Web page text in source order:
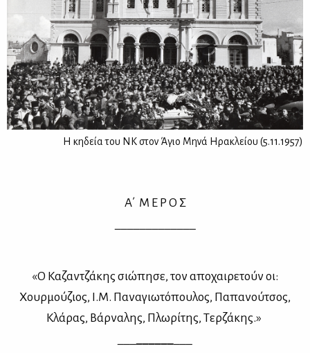
Η κηδεία του ΝΚ στον Άγιο Μηνά Ηρακλείου (5.11.1957)
Α΄ Μ Ε Ρ Ο Σ
«Ο Κα­ζαν­τζά­κης σιώ­πη­σε, τον απο­χαι­ρε­τούν οι:
Χουρ­μού­ζιος, Ι.Μ. Πα­να­γιω­τό­που­λος, Πα­πα­νού­τσος,
Κλά­ρας, Βάρ­να­λης, Πλω­ρί­της, Τερ­ζά­κης.»